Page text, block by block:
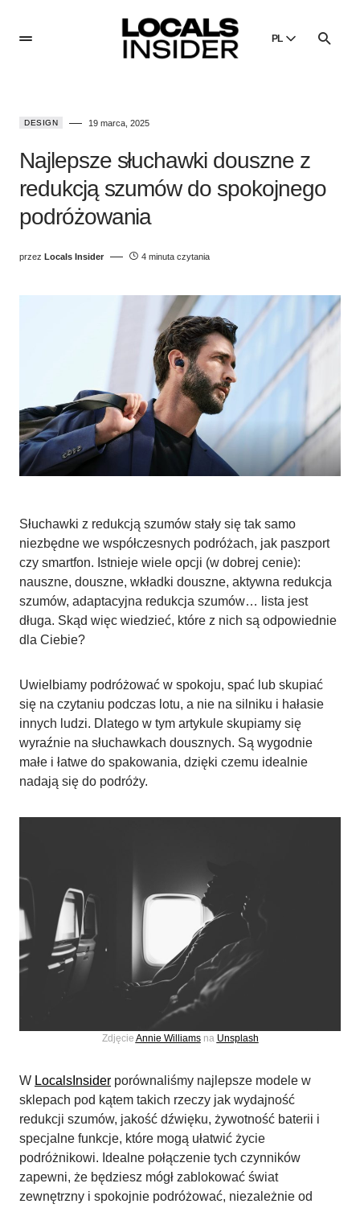
PL
Poland
DESIGN 19 marca, 2025
Najlepsze słuchawki douszne z
redukcją szumów do spokojnego
podróżowania
przez Locals Insider 4 minuta czytania
Słuchawki z redukcją szumów stały się tak samo
niezbędne we współczesnych podróżach, jak paszport
czy smartfon. Istnieje wiele opcji (w dobrej cenie):
nauszne, douszne, wkładki douszne, aktywna redukcja
szumów, adaptacyjna redukcja szumów… lista jest
długa. Skąd więc wiedzieć, które z nich są odpowiednie
dla Ciebie?
Uwielbiamy podróżować w spokoju, spać lub skupiać
się na czytaniu podczas lotu, a nie na silniku i hałasie
innych ludzi. Dlatego w tym artykule skupiamy się
wyraźnie na słuchawkach dousznych. Są wygodnie
małe i łatwe do spakowania, dzięki czemu idealnie
nadają się do podróży.
Zdjęcie Annie Williamsna Unsplash
W LocalsInsider porównaliśmy najlepsze modele w
sklepach pod kątem takich rzeczy jak wydajność
redukcji szumów, jakość dźwięku, żywotność baterii i
specjalne funkcje, które mogą ułatwić życie
podróżnikowi. Idealne połączenie tych czynników
zapewni, że będziesz mógł zablokować świat
zewnętrzny i spokojnie podróżować, niezależnie od